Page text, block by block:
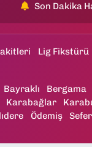
Son Dakika
Lig Fikstürü
Bayraklı Bergama
Karabağlar
Ödemiş